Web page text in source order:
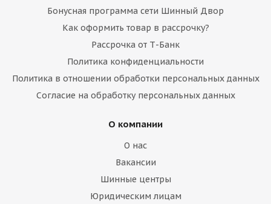
Бонусная программа сети Шинный Двор
Как оформить товар в рассрочку?
Рассрочка от Т-Банк
Политика конфиденциальности
Политика в отношении обработки персональных данных
Согласие на обработку персональных данных
О компании
О нас
Вакансии
Шинные центры
Юридическим лицам